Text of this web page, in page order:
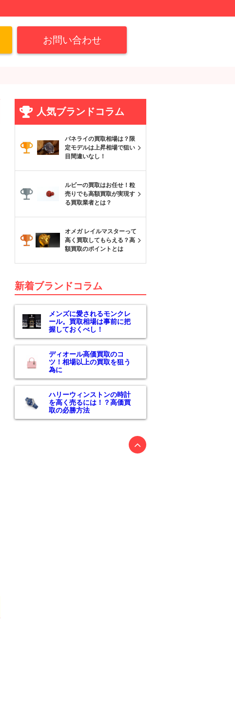
お問い合わせ
人気ブランドコラム
パネライの買取相場は？限
定モデルは上昇相場で狙い
目間違いなし！
ルビーの買取はお任せ！粒
売りでも高額買取が実現す
る買取業者とは？
オメガ レイルマスターって
高く買取してもらえる？高
額買取のポイントとは
新着ブランドコラム
メンズに愛されるモンクレ
ール。買取相場は事前に把
握しておくべし！
ディオール高価買取のコ
ツ！相場以上の買取を狙う
為に
ハリーウィンストンの時計
を高く売るには！？高価買
取の必勝方法